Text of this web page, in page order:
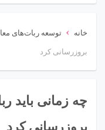
خانه › توسعه ربات‌های
بروزرسانی کرد
چه زمانی باید
بروزرسانی کرد